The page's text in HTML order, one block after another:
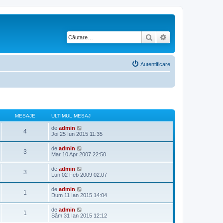
Căutare
Autentificare
MESAJE ULTIMUL MESAJ
4 de admin
e
u
l
t
m
u
m
e
s
j
Joi 25 Iun 2015 11:35
3 de admin
e
u
l
t
m
u
m
e
Mar 10 Apr 2007 22:50
3 de admin
e
u
l
t
m
u
Lun 02 Feb 2009 02:07
1 de admin
e
u
l
Dum 11 Ian 2015 14:04
1 de admin
e
Sâm 31 Ian 2015 12:12